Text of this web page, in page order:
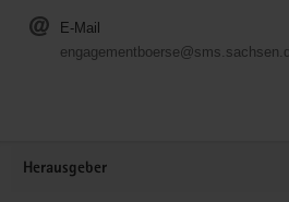
E-Mail
Herausgeber